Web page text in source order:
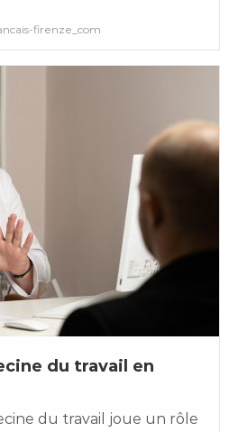
firenze_com
du travail en
du travail joue un rôle